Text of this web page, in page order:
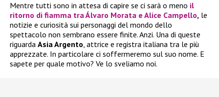
Mentre tutti sono in attesa di capire se ci sarà o meno il
ritorno di fiamma traÁlvaro Morata e Alice Campello, le
notizie e curiosità sui personaggi del mondo dello
spettacolo non sembrano essere finite. Anzi. Una di queste
riguarda Asia Argento, attrice e registra italiana tra le più
apprezzate. In particolare ci soffermeremo sul suo nome. E
sapete per quale motivo? Ve lo sveliamo noi.